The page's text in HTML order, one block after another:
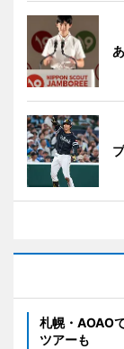
札幌・AOAO
ツアーも